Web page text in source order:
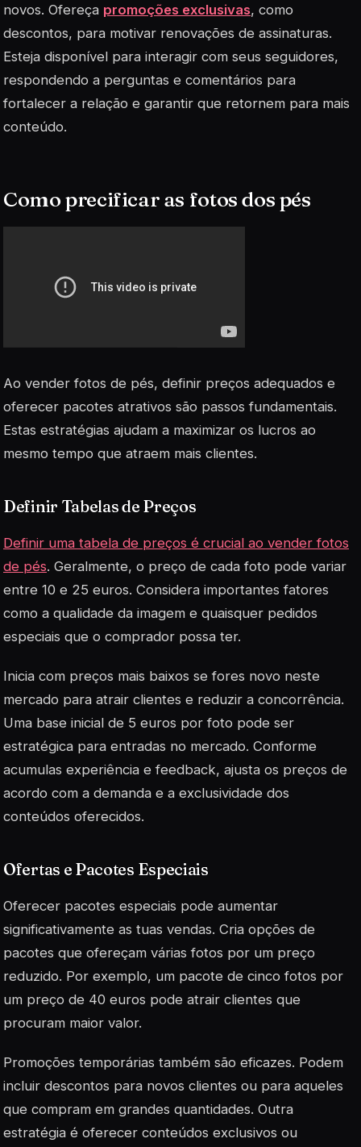
novos. Ofereça promoções exclusivas, como
descontos, para motivar renovações de assinaturas.
Esteja disponível para interagir com seus seguidores,
respondendo a perguntas e comentários para
fortalecer a relação e garantir que retornem para mais
conteúdo.
Como precificar as fotos dos pés
Ao vender fotos de pés, definir preços adequados e
oferecer pacotes atrativos são passos fundamentais.
Estas estratégias ajudam a maximizar os lucros ao
mesmo tempo que atraem mais clientes.
Definir Tabelas de Preços
Definir uma tabela de preços é crucial ao vender fotos
de pés. Geralmente, o preço de cada foto pode variar
entre 10 e 25 euros. Considera importantes fatores
como a qualidade da imagem e quaisquer pedidos
especiais que o comprador possa ter.
Inicia com preços mais baixos se fores novo neste
mercado para atrair clientes e reduzir a concorrência.
Uma base inicial de 5 euros por foto pode ser
estratégica para entradas no mercado. Conforme
acumulas experiência e feedback, ajusta os preços de
acordo com a demanda e a exclusividade dos
conteúdos oferecidos.
Ofertas e Pacotes Especiais
Oferecer pacotes especiais pode aumentar
significativamente as tuas vendas. Cria opções de
pacotes que ofereçam várias fotos por um preço
reduzido. Por exemplo, um pacote de cinco fotos por
um preço de 40 euros pode atrair clientes que
procuram maior valor.
Promoções temporárias também são eficazes. Podem
incluir descontos para novos clientes ou para aqueles
que compram em grandes quantidades. Outra
estratégia é oferecer conteúdos exclusivos ou